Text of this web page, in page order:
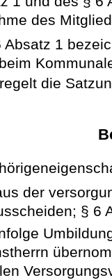
des
Absatz 1
die
der
§ 6